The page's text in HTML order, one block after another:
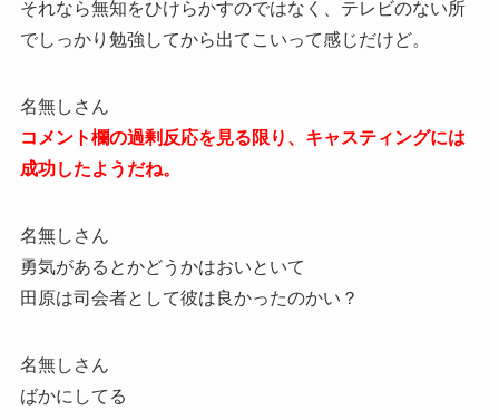
それなら無知をひけらかすのではなく、テレビのない所
でしっかり勉強してから出てこいって感じだけど。
名無しさん
コメント欄の過剰反応を見る限り、キャスティングには
成功したようだね。
名無しさん
勇気があるとかどうかはおいといて
田原は司会者として彼は良かったのかい？
名無しさん
ばかにしてる